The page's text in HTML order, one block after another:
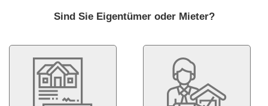
Sind Sie Eigentümer oder Mieter?